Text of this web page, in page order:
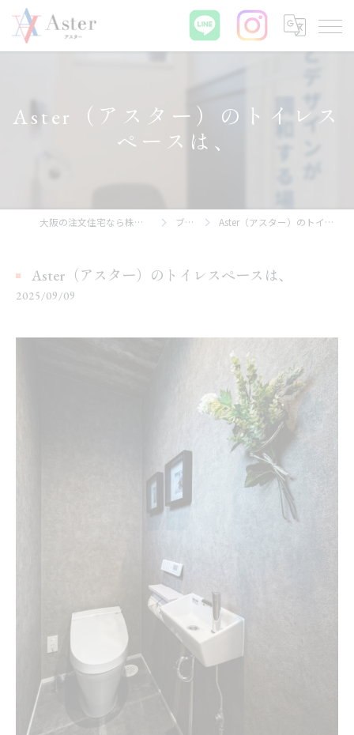
Aster（アスター）のトイレス
ペースは、
大阪の注文住宅なら株式会社アスター ブログ Aster（アスター）のトイレスペースは、
Aster（アスター）のトイレスペースは、
2025/09/09